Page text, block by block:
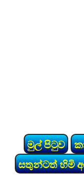
මුල් පිටුව
සතුන්ටත් හිමි